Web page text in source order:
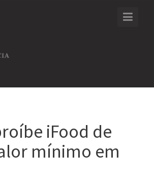
iFood de
mínimo em